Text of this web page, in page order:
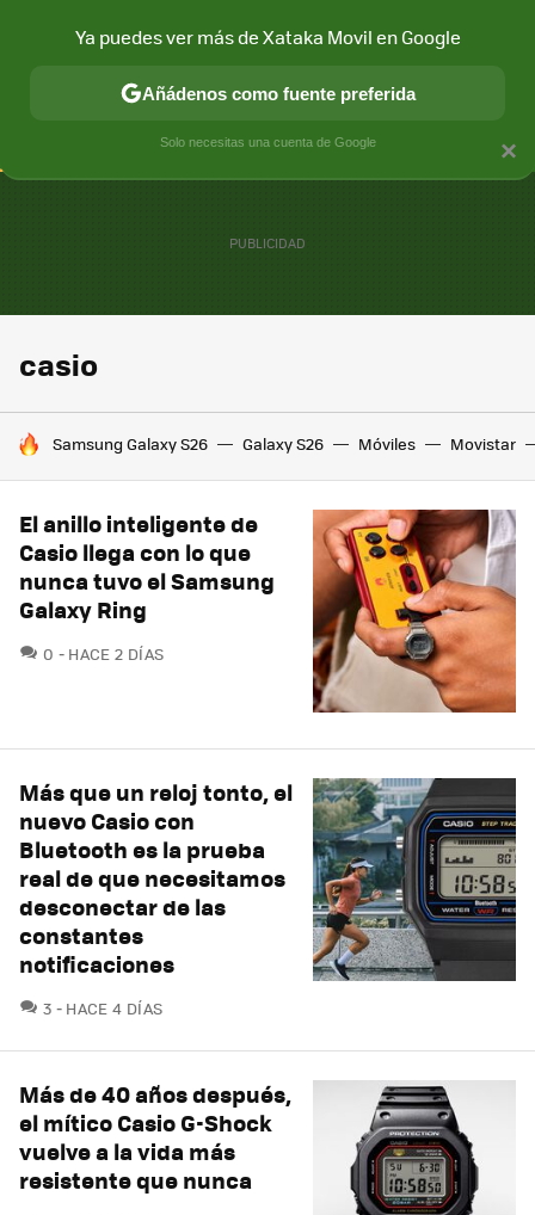
CONECTIVIDAD MÓVIL Y SOCIEDAD APLICACIONES
casio
HOY SE HABLA DE
Samsung Galaxy S26 Galaxy S26 Móviles Movistar
El anillo inteligente de
Casio llega con lo que
nunca tuvo el Samsung
Galaxy Ring
0 COMENTARIOS
HACE 2 DÍAS
Más que un reloj tonto, el
nuevo Casio con
Bluetooth es la prueba
real de que necesitamos
desconectar de las
constantes
notificaciones
3 COMENTARIOS
HACE 4 DÍAS
Más de 40 años después,
el mítico Casio G-Shock
vuelve a la vida más
resistente que nunca
×
Ya puedes ver más de Xataka Movil en Google
Añádenos como fuente preferida
Solo necesitas una cuenta de Google